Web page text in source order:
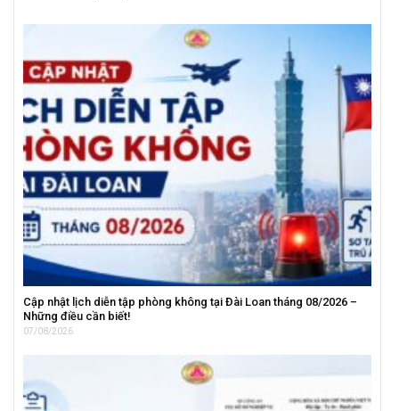
Cập nhật lịch diễn tập phòng không tại Đài Loan tháng 08/2026 –
Những điều cần biết!
07/08/2026